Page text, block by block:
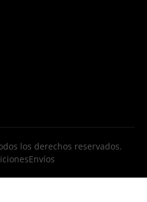
los derechos reservados.
Envíos